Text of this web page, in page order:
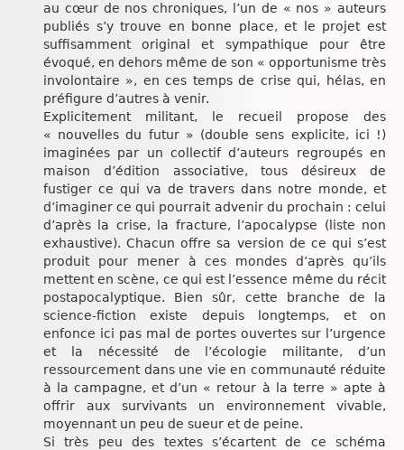
au cœur de nos chroniques, l’un de « nos » auteurs
publiés s’y trouve en bonne place, et le projet est
suffisamment original et sympathique pour être
évoqué, en dehors même de son « opportunisme très
involontaire », en ces temps de crise qui, hélas, en
préfigure d’autres à venir.
Explicitement militant, le recueil propose des
« nouvelles du futur » (double sens explicite, ici !)
imaginées par un collectif d’auteurs regroupés en
maison d’édition associative, tous désireux de
fustiger ce qui va de travers dans notre monde, et
d’imaginer ce qui pourrait advenir du prochain : celui
d’après la crise, la fracture, l’apocalypse (liste non
exhaustive). Chacun offre sa version de ce qui s’est
produit pour mener à ces mondes d’après qu’ils
mettent en scène, ce qui est l’essence même du récit
postapocalyptique. Bien sûr, cette branche de la
science-fiction existe depuis longtemps, et on
enfonce ici pas mal de portes ouvertes sur l’urgence
et la nécessité de l’écologie militante, d’un
ressourcement dans une vie en communauté réduite
à la campagne, et d’un « retour à la terre » apte à
offrir aux survivants un environnement vivable,
moyennant un peu de sueur et de peine.
Si très peu des textes s’écartent de ce schéma